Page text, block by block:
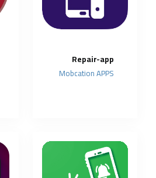
Repair-app
Mobcation APPS